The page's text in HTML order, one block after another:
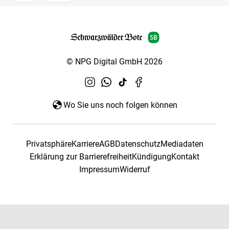
© NPG Digital GmbH 2026
Wo Sie uns noch folgen können
PrivatsphäreKarriereAGBDatenschutzMediadaten
Erklärung zur BarrierefreiheitKündigungKontakt
ImpressumWiderruf